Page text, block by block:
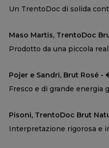
Un TrentoDoc di solida
Maso Martis, TrentoDoc
Prodotto da una piccola
Pojer e Sandri, Brut Rosé -
Fresco e di grande energia
Pisoni, TrentoDoc Brut
Interpretazione rigorosa e